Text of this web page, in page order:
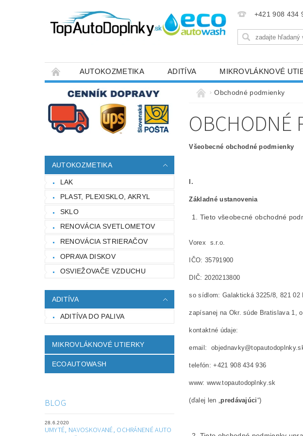
+421 908 434
AUTOKOZMETIKA ADITÍVA MIKROVLÁKNOVÉ
NAPÍŠTE NÁM DOPRAVA BLOG
AUTOKOZMETIKA
LAK
PLAST, PLEXISKLO, AKRYL
SKLO
RENOVÁCIA SVETLOMETOV
RENOVÁCIA STRIERAČOV
OPRAVA DISKOV
OSVIEŽOVAČE VZDUCHU
ADITÍVA
ADITÍVA DO PALIVA
MIKROVLÁKNOVÉ UTIERKY
ECOAUTOWASH
BLOG
28.6.2020
UMYTÉ, NAVOSKOVANÉ, OCHRÁNENÉ AUTO
Obchodné podmienky
OBCHODNÉ
Všeobecné obchodné podmienky
I.
Základné ustanovenia
Tieto všeobecné obchodné
Vorex s.r.o.
IČO: 35791900
DIČ: 2020213800
so sídlom: Galaktická 3225/8, 821 02
zapísanej na Okr. súde
kontaktné údaje:
email:
telefón: +421 908 434 936
www: www.topautodoplnky.sk
(ďalej len „predávajúci“)